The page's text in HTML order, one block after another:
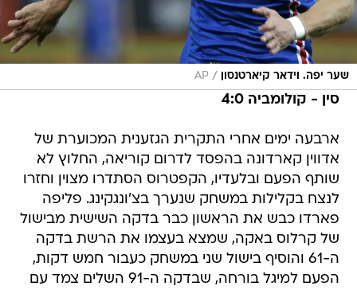
שער יפה. וידאר קיארטנסון /
AP
סין - קולומביה 4:0
ארבעה ימים אחרי התקרית הגזענית המכוערת של
אדווין קארדונה בהפסד לדרום קוריאה, החלוץ לא
שותף הפעם ובלעדיו, הקפטרוס הסתדרו מצוין וחזרו
לנצח בקלילות במשחק שנערך בצ'ונגקינג. פליפה
פארדו כבש את הראשון כבר בדקה השישית מבישול
של קרלוס באקה, שמצא בעצמו את הרשת בדקה
ה-61 והוסיף בישול שני במשחק כעבור חמש דקות,
הפעם למיגל בורחה, שבדקה ה-91 השלים צמד עם